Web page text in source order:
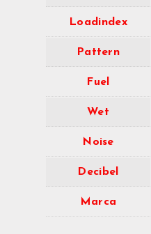
Loadindex
Pattern
Fuel
Wet
Noise
Decibel
Marca